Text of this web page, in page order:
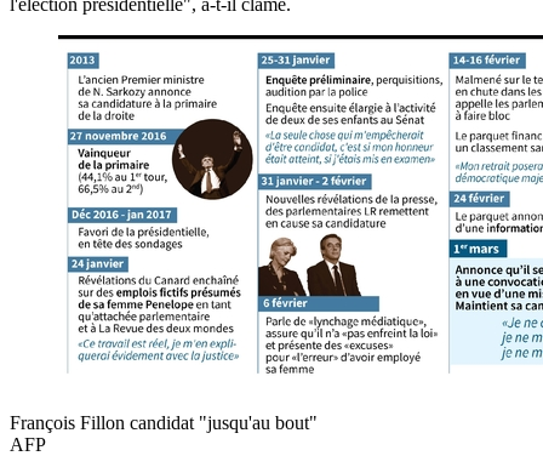
François Fillon candidat "jusqu'au bout"
AFP